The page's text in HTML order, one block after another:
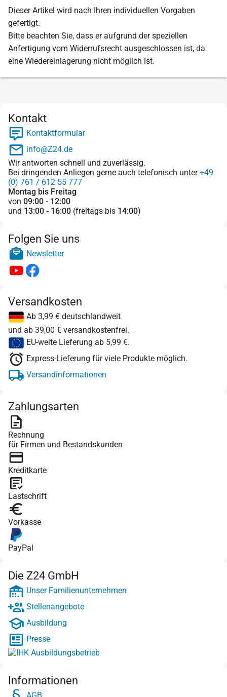
Dieser Artikel wird nach Ihren individuellen Vorgaben
gefertigt.
Bitte beachten Sie, dass er aufgrund der speziellen
Anfertigung vom Widerrufsrecht ausgeschlossen ist, da
eine Wiedereinlagerung nicht möglich ist.
Kontakt
Kontaktformular
info@Z24.de
Wir antworten schnell und zuverlässig.
Bei dringenden Anliegen gerne auch telefonisch unter+49
(0) 761 / 612 55 777
Montag bis Freitag
von 09:00 - 12:00
und 13:00 - 16:00 (freitags bis 14:00)
Folgen Sie uns
Newsletter
Versandkosten
Ab 3,99 € deutschlandweit
und ab 39,00 € versandkostenfrei.
EU-weite Lieferung ab 5,99 €.
Express-Lieferung für viele Produkte möglich.
Versandinformationen
Zahlungsarten
Rechnung
für Firmen und Bestandskunden
Kreditkarte
Lastschrift
Vorkasse
PayPal
Die Z24 GmbH
Unser Familienunternehmen
Stellenangebote
Ausbildung
Presse
Informationen